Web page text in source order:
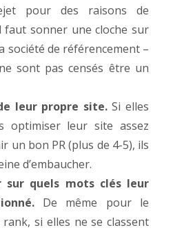
pour des raisons de
faut sonner une cloche sur
société de référencement –
sont pas censés être un
leur propre site.Si elles
optimiser leur site assez
un bon PR (plus de 4-5), ils
d’embaucher.
sur quels mots clés leur
De même pour le
si elles ne se classent